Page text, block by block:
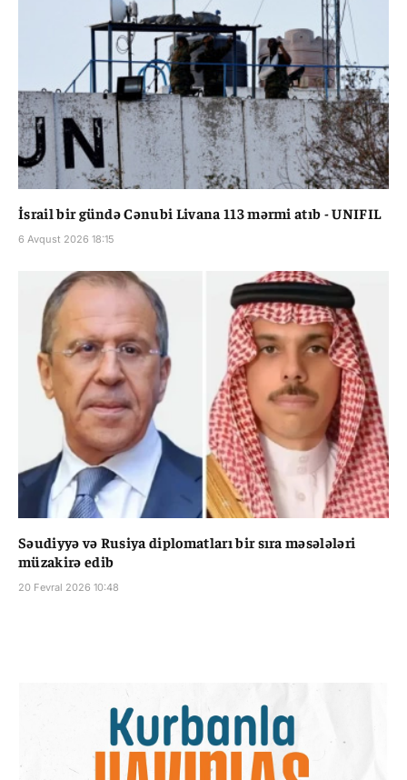
İsrail bir gündə Cənubi Livana 113 mərmi atıb - UNIFIL
6 Avqust 2026 18:15
Səudiyyə və Rusiya diplomatları bir sıra məsələləri
müzakirə edib
20 Fevral 2026 10:48